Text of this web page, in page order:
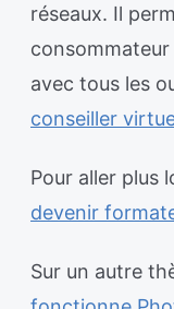
réseaux. Il
avec tous les
conseiller
Pour aller plus
devenir
Sur un autre